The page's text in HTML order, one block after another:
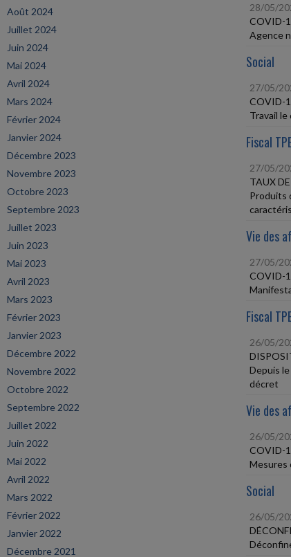
Août 2024
Juillet 2024
Juin 2024
Mai 2024
Avril 2024
Mars 2024
Février 2024
Janvier 2024
Décembre 2023
Novembre 2023
Octobre 2023
Septembre 2023
Juillet 2023
Juin 2023
Mai 2023
Avril 2023
Mars 2023
Février 2023
Janvier 2023
Décembre 2022
Novembre 2022
Octobre 2022
Septembre 2022
Juillet 2022
Juin 2022
Mai 2022
Avril 2022
Mars 2022
Février 2022
Janvier 2022
Décembre 2021
28/05/
COVID-
Agence
Social
27/05/
COVID-
Travail
Fiscal
27/05/
TAUX
Produits
Vie des
27/05/
COVID-
Fiscal
26/05/
Depuis
décret
Vie des
26/05/
COVID-
Mesures
Social
26/05/